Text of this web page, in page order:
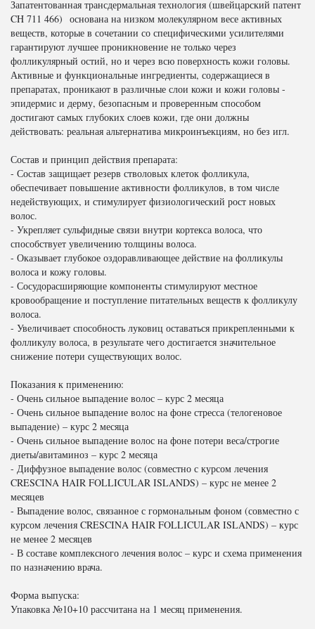
Запатентованная трансдермальная технология (швейцарский патент
CH 711 466) основана на низком молекулярном весе активных
веществ, которые в сочетании со специфическими усилителями
гарантируют лучшее проникновение не только через
фолликулярный остий, но и через всю поверхность кожи головы.
Активные и функциональные ингредиенты, содержащиеся в
препаратах, проникают в различные слои кожи и кожи головы -
эпидермис и дерму, безопасным и проверенным способом
достигают самых глубоких слоев кожи, где они должны
действовать: реальная альтернатива микроинъекциям, но без игл.
Состав и принцип действия препарата:
- Состав защищает резерв стволовых клеток фолликула,
обеспечивает повышение активности фолликулов, в том числе
недействующих, и стимулирует физиологический рост новых
волос.
- Укрепляет сульфидные связи внутри кортекса волоса, что
способствует увеличению толщины волоса.
- Оказывает глубокое оздоравливающее действие на фолликулы
волоса и кожу головы.
- Сосудорасширяющие компоненты стимулируют местное
кровообращение и поступление питательных веществ к фолликулу
волоса.
- Увеличивает способность луковиц оставаться прикрепленными к
фолликулу волоса, в результате чего достигается значительное
снижение потери существующих волос.
Показания к применению:
- Очень сильное выпадение волос – курс 2 месяца
- Очень сильное выпадение волос на фоне стресса (телогеновое
выпадение) – курс 2 месяца
- Очень сильное выпадение волос на фоне потери веса/строгие
диеты/авитаминоз – курс 2 месяца
- Диффузное выпадение волос (совместно с курсом лечения
CRESCINA HAIR FOLLICULAR ISLANDS) – курс не менее 2
месяцев
- Выпадение волос, связанное с гормональным фоном (совместно с
курсом лечения CRESCINA HAIR FOLLICULAR ISLANDS) – курс
не менее 2 месяцев
- В составе комплексного лечения волос – курс и схема применения
по назначению врача.
Форма выпуска:
Упаковка №10+10 рассчитана на 1 месяц применения.